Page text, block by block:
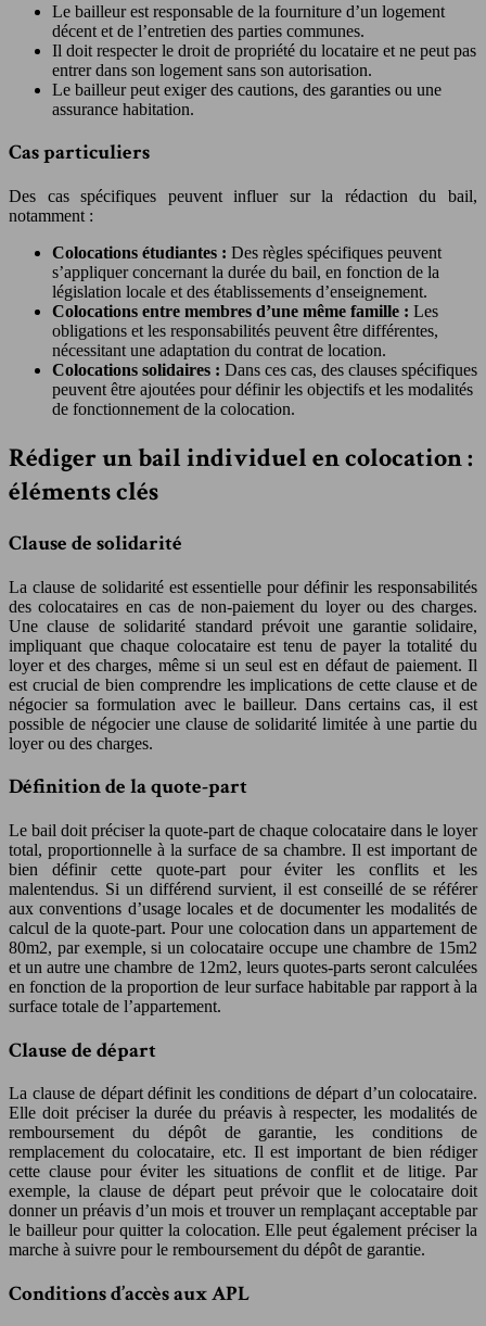
Le bailleur est responsable de la fourniture d’un logement
décent et de l’entretien des parties communes.
Il doit respecter le droit de propriété du locataire et ne peut pas
entrer dans son logement sans son autorisation.
Le bailleur peut exiger des cautions, des garanties ou une
assurance habitation.
Cas particuliers
Des cas spécifiques peuvent influer sur la rédaction du bail,
notamment :
Colocations étudiantes : Des règles spécifiques peuvent
s’appliquer concernant la durée du bail, en fonction de la
législation locale et des établissements d’enseignement.
Colocations entre membres d’une même famille : Les
obligations et les responsabilités peuvent être différentes,
nécessitant une adaptation du contrat de location.
Colocations solidaires : Dans ces cas, des clauses spécifiques
peuvent être ajoutées pour définir les objectifs et les modalités
de fonctionnement de la colocation.
Rédiger un bail individuel en colocation :
éléments clés
Clause de solidarité
La clause de solidarité est essentielle pour définir les responsabilités
des colocataires en cas de non-paiement du loyer ou des charges.
Une clause de solidarité standard prévoit une garantie solidaire,
impliquant que chaque colocataire est tenu de payer la totalité du
loyer et des charges, même si un seul est en défaut de paiement. Il
est crucial de bien comprendre les implications de cette clause et de
négocier sa formulation avec le bailleur. Dans certains cas, il est
possible de négocier une clause de solidarité limitée à une partie du
loyer ou des charges.
Définition de la quote-part
Le bail doit préciser la quote-part de chaque colocataire dans le loyer
total, proportionnelle à la surface de sa chambre. Il est important de
bien définir cette quote-part pour éviter les conflits et les
malentendus. Si un différend survient, il est conseillé de se référer
aux conventions d’usage locales et de documenter les modalités de
calcul de la quote-part. Pour une colocation dans un appartement de
80m2, par exemple, si un colocataire occupe une chambre de 15m2
et un autre une chambre de 12m2, leurs quotes-parts seront calculées
en fonction de la proportion de leur surface habitable par rapport à la
surface totale de l’appartement.
Clause de départ
La clause de départ définit les conditions de départ d’un colocataire.
Elle doit préciser la durée du préavis à respecter, les modalités de
remboursement du dépôt de garantie, les conditions de
remplacement du colocataire, etc. Il est important de bien rédiger
cette clause pour éviter les situations de conflit et de litige. Par
exemple, la clause de départ peut prévoir que le colocataire doit
donner un préavis d’un mois et trouver un remplaçant acceptable par
le bailleur pour quitter la colocation. Elle peut également préciser la
marche à suivre pour le remboursement du dépôt de garantie.
Conditions d’accès aux APL